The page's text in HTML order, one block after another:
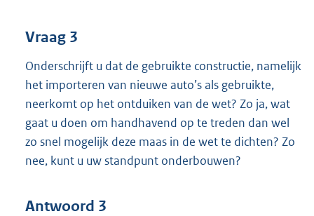
Vraag 3
Onderschrijft u dat de gebruikte constructie, namelijk
het importeren van nieuwe auto’s als gebruikte,
neerkomt op het ontduiken van de wet? Zo ja, wat
gaat u doen om handhavend op te treden dan wel
zo snel mogelijk deze maas in de wet te dichten? Zo
nee, kunt u uw standpunt onderbouwen?
Antwoord 3